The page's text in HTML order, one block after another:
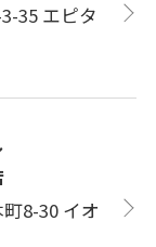
35 エピタ
8-30 イオ